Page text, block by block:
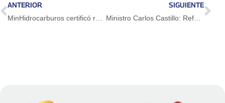
ANTERIOR SIGUIENTE
Ministro Carlos Castillo: Reforma de la Ley del Trabajo modernizará el entorno laboral